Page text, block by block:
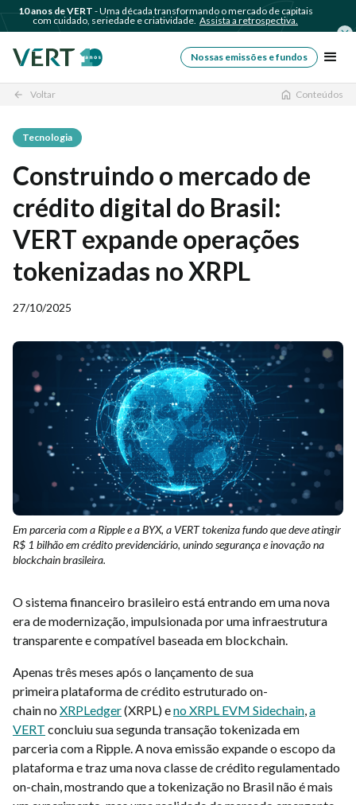
10 anos de VERT - Uma década transformando o mercado de capitais
com cuidado, seriedade e criatividade. Assista a retrospectiva.
Nossas emissões e fundos
arrow_back Voltar Conteúdos
Tecnologia
Construindo o mercado de
crédito digital do Brasil:
VERT expande operações
tokenizadas no XRPL
27/10/2025
Em parceria com a Ripple e a BYX, a VERT tokeniza fundo que deve atingir
R$ 1 bilhão em crédito previdenciário, unindo segurança e inovação na
blockchain brasileira.
O sistema financeiro brasileiro está entrando em uma nova
era de modernização, impulsionada por uma infraestrutura
transparente e compatível baseada em blockchain.
Apenas três meses após o lançamento de sua
primeira plataforma de crédito estruturado on-
chain no XRPLedger(XRPL) eno XRPL EVM Sidechain,a
VERT concluiu sua segunda transação tokenizada em
parceria com a Ripple. A nova emissão expande o escopo da
plataforma e traz uma nova classe de crédito regulamentado
on-chain, mostrando que a tokenização no Brasil não é mais